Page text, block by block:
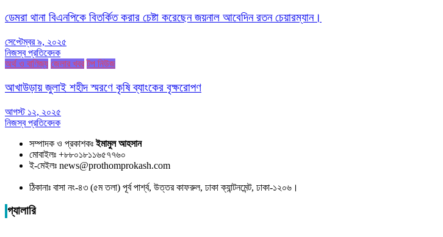
ডেমরা থানা বিএনপিকে বিতর্কিত করার চেষ্টা করেছেন জয়নাল আবেদিন রতন চেয়ারম্যান।
সেপ্টেম্বর ৯, ২০২৫
নিজস্ব প্রতিবেদক
অর্থ ও বাণিজ্য জেলার খবর টপ নিউজ
আখাউড়ায় জুলাই শহীদ স্মরণে কৃষি ব্যাংকের বৃক্ষরোপণ
আগস্ট ১২, ২০২৫
নিজস্ব প্রতিবেদক
সম্পাদক ও প্রকাশকঃইমামুল আহসান
মোবাইলঃ +৮৮০১৮১১৬৫৭৭৬০
ই-মেইলঃ news@prothomprokash.com
ঠিকানাঃ বাসা নং-৪৩ (৫ম তলা) পূর্ব পার্শ্ব, উত্তর কাফরুল, ঢাকা ক্যান্টনমেন্ট, ঢাকা-১২০৬।
গ্যালারি